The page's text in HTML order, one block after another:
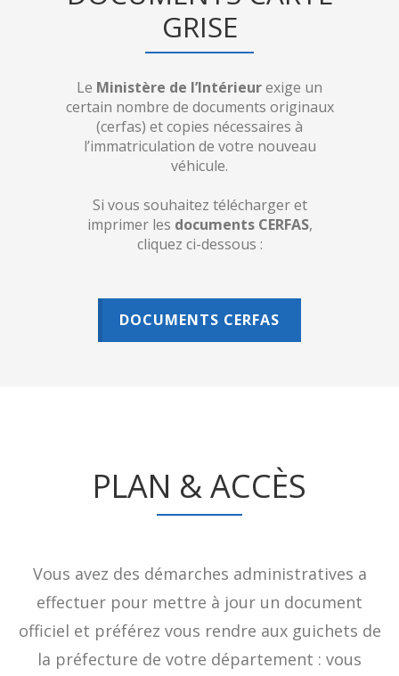
GRISE
Le Ministère de l’Intérieurexige un
certain nombre de documents originaux
(cerfas) et copies nécessaires à
l’immatriculation de votre nouveau
véhicule.
Si vous souhaitez télécharger et
imprimer les documents CERFAS,
cliquez ci-dessous :
DOCUMENTS CERFAS
PLAN & ACCÈS
Vous avez des démarches administratives a
effectuer pour mettre à jour un document
officiel et préférez vous rendre aux guichets de
la préfecture de votre département : vous